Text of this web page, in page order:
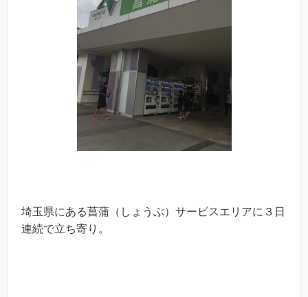
埼玉県にある菖蒲（しょうぶ）サービスエリアに３日
連続で立ち寄り。